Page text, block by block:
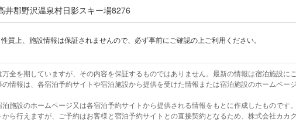
井郡野沢温泉村日影スキー場8276
質上、施設情報は保証されませんので、必ず事前にご確認の上ご利用ください。
全を期していますが、その内容を保証するものではありません。最新の情報は宿泊施設にご
情報は、各宿泊予約サイトや宿泊施設から提供を受けた情報または宿泊施設のホームペー
施設のホームページ又は各宿泊予約サイトから提供される情報をもとに作成したものです。
ら行えますが、ご予約はお客様と宿泊予約サイトとの直接契約となるため、株式会社カカ